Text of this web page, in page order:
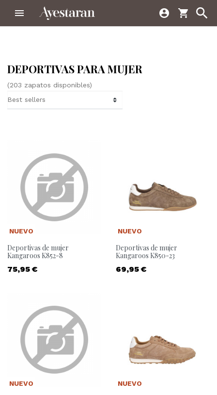
  shopping_cart 
DEPORTIVAS PARA MUJER
(203 zapatos disponibles)
Deportivas de mujer
Kangaroos K852-8
Precio
75,95 €
NUEVO
Deportivas de mujer
Kangaroos K850-23
Precio
69,95 €
NUEVO
NUEVO NUEVO